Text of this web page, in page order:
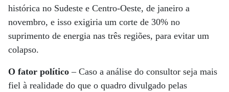
histórica no Sudeste e Centro-Oeste, de janeiro a
novembro, e isso exigiria um corte de 30% no
suprimento de energia nas três regiões, para evitar um
colapso.
O fator político– Caso a análise do consultor seja mais
fiel à realidade do que o quadro divulgado pelas